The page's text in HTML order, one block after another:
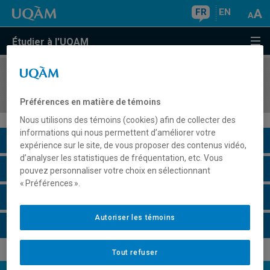
FR EN
Étudier à l'UQAM
COURS//
Description du cours
Horaire - Été 2026
Préférences en matière de témoins
Nous utilisons des témoins (cookies) afin de collecter des
informations qui nous permettent d’améliorer votre
expérience sur le site, de vous proposer des contenus vidéo,
d’analyser les statistiques de fréquentation, etc. Vous
pouvez personnaliser votre choix en sélectionnant
« Préférences ».
Tout refuser
Autoriser les témoins